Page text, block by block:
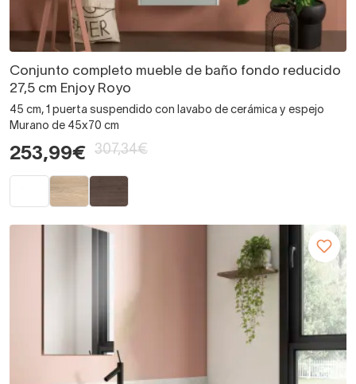
Conjunto completo mueble de baño fondo reducido
27,5 cm Enjoy Royo
45 cm, 1 puerta suspendido con lavabo de cerámica y espejo
Murano de 45x70 cm
253,99€ 307,34€